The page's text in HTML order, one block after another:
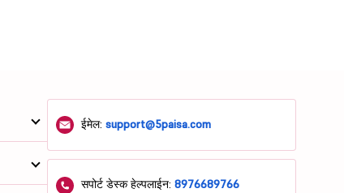
ईमेल:support@5paisa.com
सपोर्ट डेस्क हेल्पलाईन:8976689766